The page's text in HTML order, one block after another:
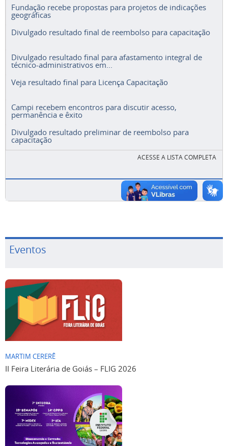
Fundação recebe propostas para projetos de indicações
geográficas
Divulgado resultado final de reembolso para capacitação
Divulgado resultado final para afastamento integral de
técnico-administrativos em...
Veja resultado final para Licença Capacitação
Campi recebem encontros para discutir acesso,
permanência e êxito
Divulgado resultado preliminar de reembolso para
capacitação
ACESSE A LISTA COMPLETA
Eventos
MARTIM CERERÊ
II Feira Literária de Goiás – FLIG 2026